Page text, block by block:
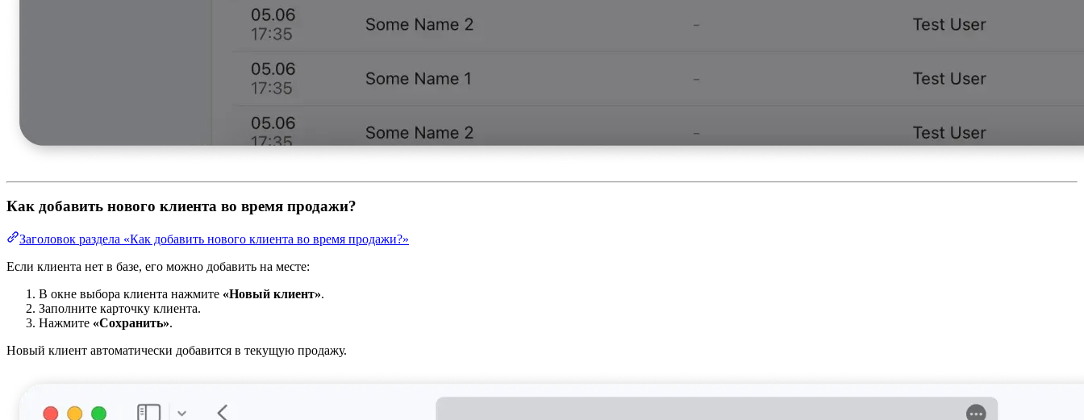
Как добавить нового клиента во время продажи?
Заголовок раздела «Как добавить нового клиента во время продажи?»
Если клиента нет в базе, его можно добавить на месте:
В окне выбора клиента нажмите «Новый клиент».
Заполните карточку клиента.
Нажмите «Сохранить».
Новый клиент автоматически добавится в текущую продажу.